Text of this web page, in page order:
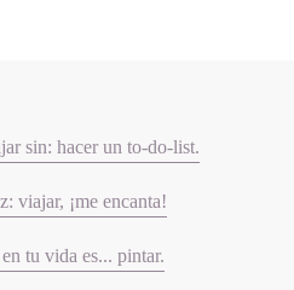
sin: hacer un to-do-list.
viajar, ¡me encanta!
tu vida es... pintar.